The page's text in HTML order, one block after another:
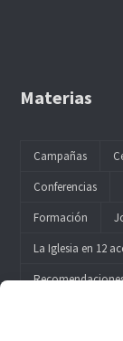
Materias
Campañas
Conferencias
Formación
La Iglesia en 12